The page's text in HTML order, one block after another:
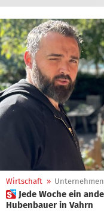
Wirtschaft » Unternehmen
 Jede Woche ein anderer Beruf: Zu Besuch beim
Hubenbauer in Vahrn